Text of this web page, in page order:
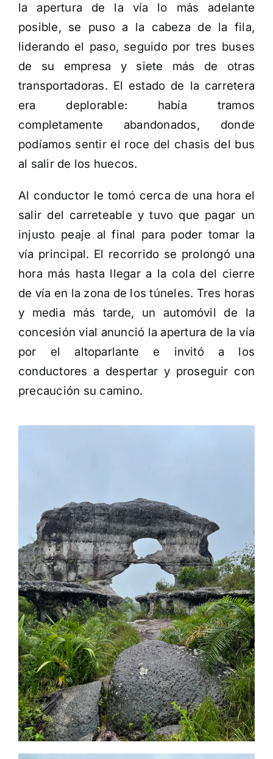
la apertura de la vía lo más adelante
posible, se puso a la cabeza de la fila,
liderando el paso, seguido por tres buses
de su empresa y siete más de otras
transportadoras. El estado de la carretera
era deplorable: había tramos
completamente abandonados, donde
podíamos sentir el roce del chasis del bus
al salir de los huecos.
Al conductor le tomó cerca de una hora el
salir del carreteable y tuvo que pagar un
injusto peaje al final para poder tomar la
vía principal. El recorrido se prolongó una
hora más hasta llegar a la cola del cierre
de vía en la zona de los túneles. Tres horas
y media más tarde, un automóvil de la
concesión vial anunció la apertura de la vía
por el altoparlante e invitó a los
conductores a despertar y proseguir con
precaución su camino.